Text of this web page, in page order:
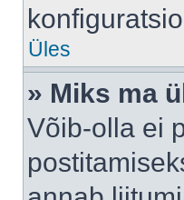
Üles
» Miks ma
Võib-olla ei